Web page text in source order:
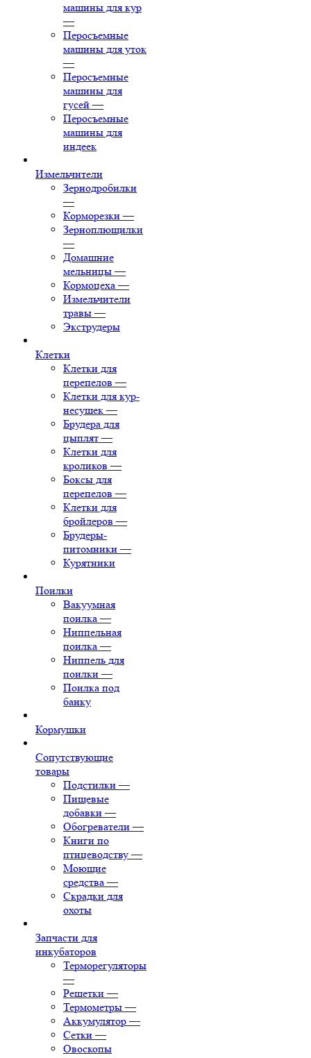
машины для кур
—
Перосъемные
машины для уток
—
Перосъемные
машины для
гусей —
Перосъемные
машины для
индеек
Измельчители
Зернодробилки
—
Корморезки —
Зерноплющилки
—
Домашние
мельницы —
Кормоцеха —
Измельчители
травы —
Экструдеры
Клетки
Клетки для
перепелов —
Клетки для кур-
несушек —
Брудера для
цыплят —
Клетки для
кроликов —
Боксы для
перепелов —
Клетки для
бройлеров —
Брудеры-
питомники —
Курятники
Поилки
Вакуумная
поилка —
Ниппельная
поилка —
Ниппель для
поилки —
Поилка под
банку
Кормушки
Сопутствующие
товары
Подстилки —
Пищевые
добавки —
Обогреватели —
Книги по
птицеводству —
Моющие
средства —
Скрадки для
охоты
Запчасти для
инкубаторов
Терморегуляторы
—
Решетки —
Термометры —
Аккумулятор —
Сетки —
Овоскопы